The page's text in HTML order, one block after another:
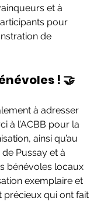
et à
pour
de
! 🤝
à adresser
à l’ACBB pour la
ainsi qu’au
Pussay et à
bénévoles locaux
exemplaire et
précieux qui ont fait